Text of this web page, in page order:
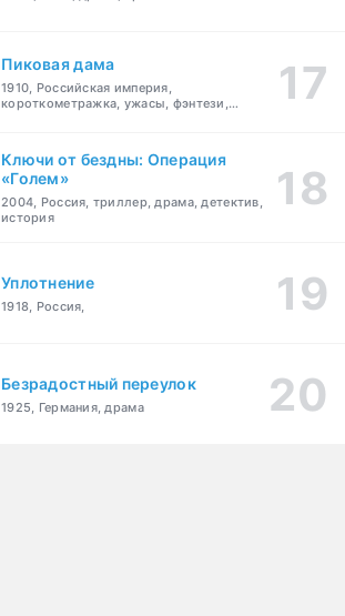
Пиковая дама
1910, Российская империя,
короткометражка, ужасы, фэнтези,
Ключи от бездны: Операция
«Голем»
2004, Россия, триллер, драма, детектив,
история
Уплотнение
1918, Россия,
Безрадостный переулок
1925, Германия, драма